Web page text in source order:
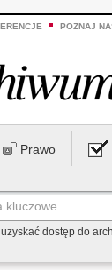
POZNAJ
Prawo
dostęp do